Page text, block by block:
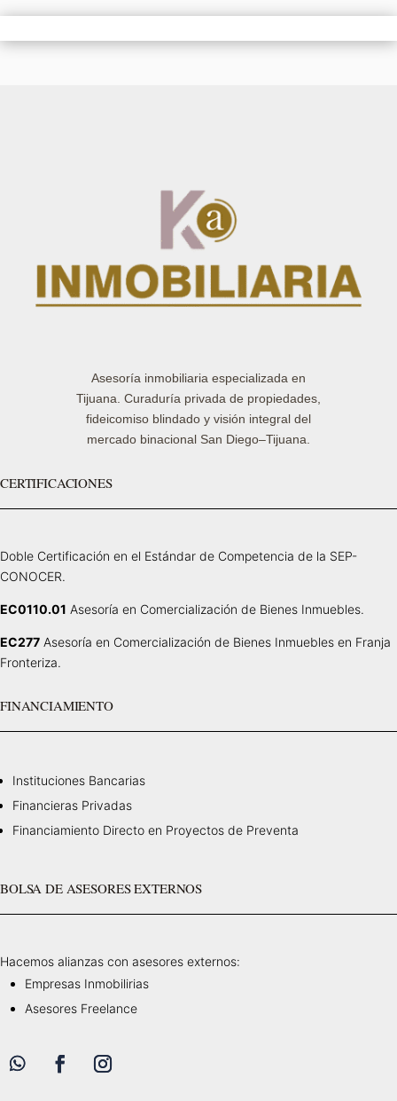
Asesoría inmobiliaria especializada en
Tijuana. Curaduría privada de propiedades,
fideicomiso blindado y visión integral del
mercado binacional San Diego–Tijuana.
CERTIFICACIONES
Doble Certificación en el Estándar de Competencia de la SEP-
CONOCER.
EC0110.01 Asesoría en Comercialización de Bienes Inmuebles.
EC277 Asesoría en Comercialización de Bienes Inmuebles en Franja
Fronteriza.
FINANCIAMIENTO
Instituciones Bancarias
Financieras Privadas
Financiamiento Directo en Proyectos de Preventa
BOLSA DE ASESORES EXTERNOS
Hacemos alianzas con asesores externos:
Empresas Inmobilirias
Asesores Freelance